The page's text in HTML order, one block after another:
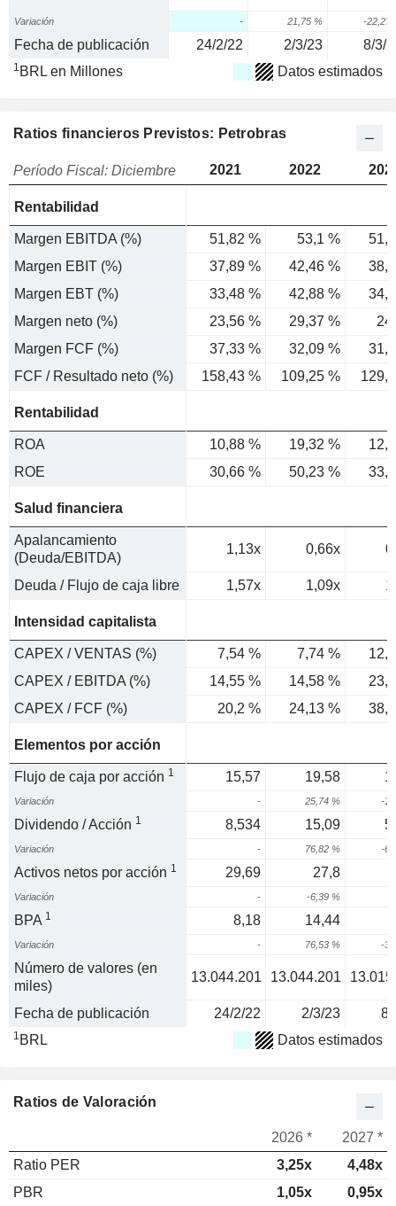
Variación - 21,75 % -22,27
Fecha de publicación 24/2/22 2/3/23 8/3/
1 BRL en Millones Datos estimados
Ratios financieros Previstos: Petrobras
Período Fiscal: Diciembre 2021 2022
Rentabilidad
Margen EBITDA (%) 51,82 % 53,1 %
Margen EBIT (%)
37,89 % 42,46 %
Margen EBT (%)
33,48 % 42,88 %
Margen neto (%)
23,56 % 29,37 %
Margen FCF (%)
37,33 % 32,09 %
FCF / Resultado neto (%)
158,43 % 109,25 %
Rentabilidad
ROA 10,88 % 19,32 %
ROE
30,66 % 50,23 %
Salud financiera
Apalancamiento
(Deuda/EBITDA)
1,13x 0,66x
Deuda / Flujo de caja libre 1,57x 1,09x
Intensidad capitalista
CAPEX / VENTAS (%) 7,54 % 7,74 %
CAPEX / EBITDA (%)
14,55 % 14,58 %
CAPEX / FCF (%)
20,2 % 24,13 %
Elementos por acción
Flujo de caja por acción 1 15,57 19,58
Variación - 25,74 % -
Dividendo / Acción 1 8,534 15,09
Variación - 76,82 % -
Activos netos por acción 1 29,69 27,8
Variación - -6,39 %
BPA 1 8,18 14,44
Variación - 76,53 % -
Número de valores (en
miles)
13.044.201 13.044.201
Fecha de publicación 24/2/22 2/3/23 8/
1 BRL Datos estimados
Ratios de Valoración
2026 *
2027 *
Ratio PER
3,25x
4,48x
PBR
1,05x 0,95x